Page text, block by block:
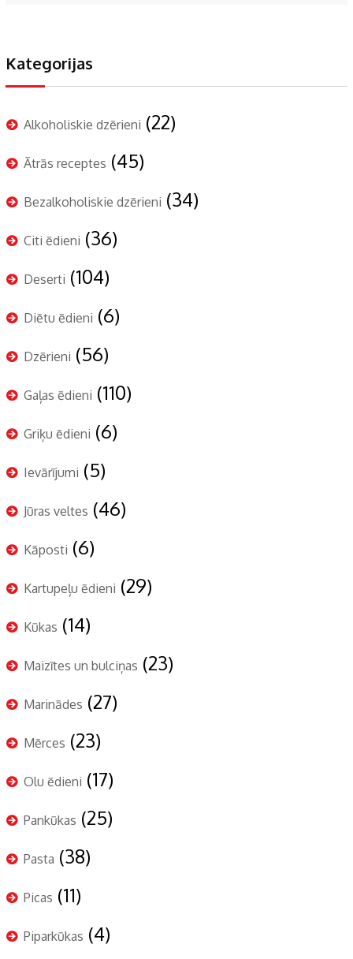
Kategorijas
Alkoholiskie dzērieni (22)
Ātrās receptes (45)
Bezalkoholiskie dzērieni (34)
Citi ēdieni (36)
Deserti (104)
Diētu ēdieni (6)
Dzērieni (56)
Gaļas ēdieni (110)
Griķu ēdieni (6)
Ievārījumi (5)
Jūras veltes (46)
Kāposti (6)
Kartupeļu ēdieni (29)
Kūkas (14)
Maizītes un bulciņas (23)
Marinādes (27)
Mērces (23)
Olu ēdieni (17)
Pankūkas (25)
Pasta (38)
Picas (11)
Piparkūkas (4)